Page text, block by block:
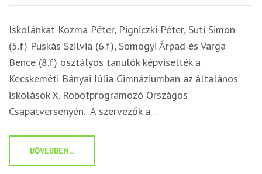
Iskolánkat Kozma Péter, Pigniczki Péter, Suti Simon
(5.f) Puskás Szilvia (6.f), Somogyi Árpád és Varga
Bence (8.f) osztályos tanulók képviselték a
Kecskeméti Bányai Júlia Gimnáziumban az általános
iskolások X. Robotprogramozó Országos
Csapatversenyén. A szervezők a…
BŐVEBBEN...